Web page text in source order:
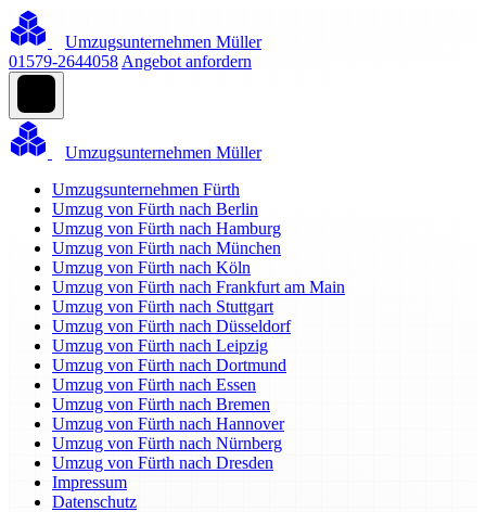
Umzugsunternehmen Müller
01579-2644058 Angebot anfordern
Umzugsunternehmen Müller
Umzugsunternehmen Fürth
Umzug von Fürth nach Berlin
Umzug von Fürth nach Hamburg
Umzug von Fürth nach München
Umzug von Fürth nach Köln
Umzug von Fürth nach Frankfurt am Main
Umzug von Fürth nach Stuttgart
Umzug von Fürth nach Düsseldorf
Umzug von Fürth nach Leipzig
Umzug von Fürth nach Dortmund
Umzug von Fürth nach Essen
Umzug von Fürth nach Bremen
Umzug von Fürth nach Hannover
Umzug von Fürth nach Nürnberg
Umzug von Fürth nach Dresden
Impressum
Datenschutz